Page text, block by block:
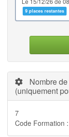
9 places restantes
Nombre
(uniquement
7
Code Formation